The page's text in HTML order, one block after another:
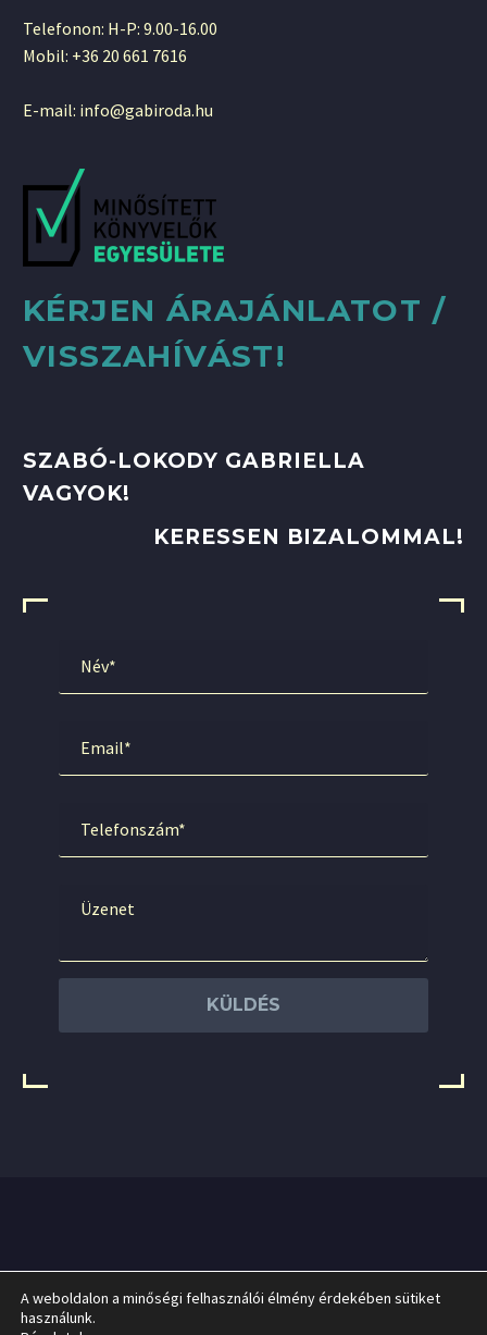
Telefonon: H-P: 9.00-16.00
Mobil: +36 20 661 7616
E-mail: info@gabiroda.hu
KÉRJEN ÁRAJÁNLATOT /
VISSZAHÍVÁST!
SZABÓ-LOKODY GABRIELLA
VAGYOK!
KERESSEN BIZALOMMAL!
Szolgáltatásaim Árak
Impresszum
Adatkezelési szabályzat
A weboldalon a minőségi felhasználói élmény érdekében sütiket
használunk.